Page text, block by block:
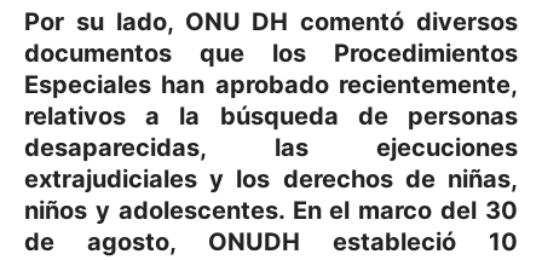
Por su lado, ONU DH comentó diversos
documentos que los Procedimientos
Especiales han aprobado recientemente,
relativos a la búsqueda de personas
desaparecidas, las ejecuciones
extrajudiciales y los derechos de niñas,
niños y adolescentes. En el marco del 30
de agosto, ONUDH estableció 10